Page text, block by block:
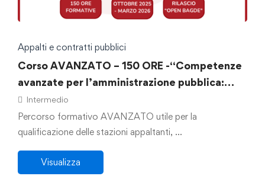
Appalti e contratti pubblici
Corso AVANZATO – 150 ORE -“Competenze
avanzate per l’amministrazione pubblica:
normative e strategie nel Codice dei
Contratti”
Intermedio
Percorso formativo AVANZATO utile per la
qualificazione delle stazioni appaltanti, …
Visualizza